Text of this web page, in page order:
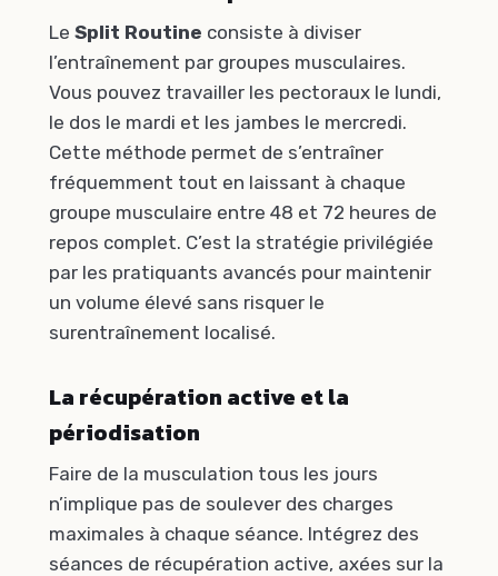
Le Split Routine consiste à diviser
l’entraînement par groupes musculaires.
Vous pouvez travailler les pectoraux le lundi,
le dos le mardi et les jambes le mercredi.
Cette méthode permet de s’entraîner
fréquemment tout en laissant à chaque
groupe musculaire entre 48 et 72 heures de
repos complet. C’est la stratégie privilégiée
par les pratiquants avancés pour maintenir
un volume élevé sans risquer le
surentraînement localisé.
La récupération active et la
périodisation
Faire de la musculation tous les jours
n’implique pas de soulever des charges
maximales à chaque séance. Intégrez des
séances de récupération active, axées sur la